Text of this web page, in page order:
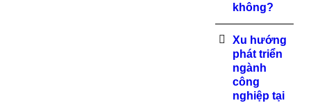
không?
Xu hướng
phát triển
ngành
công
nghiệp tại